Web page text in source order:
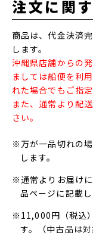
注文に関
商品は、代金決済
します。
沖縄県店舗からの
ましては船便を利
れた場合でもご指
また、通常より配
さい。
※万が一品切れの
します。
※通常よりお届け
品ページに記載
※11,000円（税込
す。（中古品は対